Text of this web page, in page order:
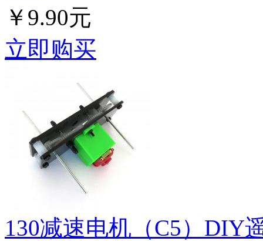
￥9.90元
立即购买
130减速电机（C5）DIY